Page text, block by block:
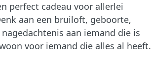
perfect cadeau voor allerlei
aan een bruiloft, geboorte,
aan iemand die is
voor iemand die alles al heeft.